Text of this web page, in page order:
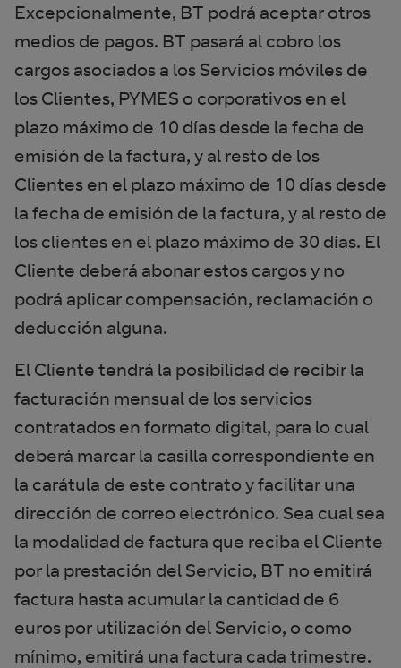
Excepcionalmente, BT podrá aceptar otros
medios de pagos. BT pasará al cobro los
cargos asociados a los Servicios móviles de
los Clientes, PYMES o corporativos en el
plazo máximo de 10 días desde la fecha de
emisión de la factura, y al resto de los
Clientes en el plazo máximo de 10 días desde
la fecha de emisión de la factura, y al resto de
los clientes en el plazo máximo de 30 días. El
Cliente deberá abonar estos cargos y no
podrá aplicar compensación, reclamación o
deducción alguna.
El Cliente tendrá la posibilidad de recibir la
facturación mensual de los servicios
contratados en formato digital, para lo cual
deberá marcar la casilla correspondiente en
la carátula de este contrato y facilitar una
dirección de correo electrónico. Sea cual sea
la modalidad de factura que reciba el Cliente
por la prestación del Servicio, BT no emitirá
factura hasta acumular la cantidad de 6
euros por utilización del Servicio, o como
mínimo, emitirá una factura cada trimestre.